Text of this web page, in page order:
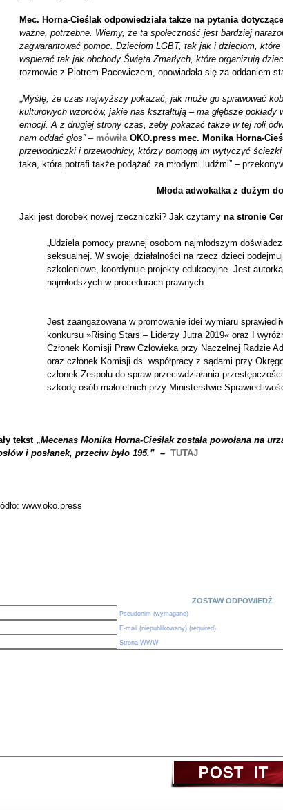
Mec. Horna-Cieślak odpowiedziała także na pytania
ważne, potrzebne. Wiemy, że ta społeczność jest bardziej
zagwarantować pomoc. Dzieciom LGBT, tak jak i dzieciom,
wspierać tak jak obchody Święta Zmarłych, które organizują
rozmowie z Piotrem Pacewiczem, opowiadała się za oddaniem
„Myślę, że czas najwyższy pokazać, jak może go sprawować
kulturowych wzorców, jakie nas kształtują – ma głębsze
emocji. A z drugiej strony czas, żeby pokazać także w tej roli
nam oddać głos”– mówiłaOKO.press mec. Monika Horna-
przewodniczki i przewodnicy, którzy pomogą im wytyczyć ścieżki
taka, która potrafi także podążać za młodymi ludźmi” –
Młoda adwokatka z dużym
Jaki jest dorobek nowej rzeczniczki? Jak czytamy na stronie
„Udziela pomocy prawnej osobom najmłodszym
seksualnej. W swojej działalności na rzecz dzieci
szkoleniowe, koordynuje projekty edukacyjne. Jest
najmłodszych w procedurach prawnych.
Jest zaangażowana w promowanie idei wymiaru
konkursu »Rising Stars – Liderzy Jutra 2019« oraz I
Członek Komisji Praw Człowieka przy Naczelnej Radzie
oraz członek Komisji ds. współpracy z sądami przy
członek Zespołu do spraw przeciwdziałania
szkodę osób małoletnich przy Ministerstwie
tekst „Mecenas Monika Horna-Cieślak została powołana na
i posłanek, przeciw było 195.”– TUTAJ
www.oko.press
ZOSTAW ODPOWIEDŹ
Pseudonim (wymagane)
E-mail (niepublikowany) (required)
Strona WWW